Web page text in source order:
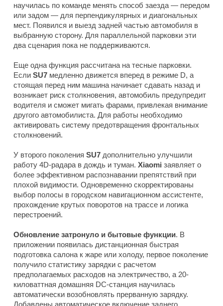
научилась по команде менять способ заезда — передом
или задом — для перпендикулярных и диагональных
мест. Появился и выезд задней частью автомобиля в
выбранную сторону. Для параллельной парковки эти
два сценария пока не поддерживаются.
Еще одна функция рассчитана на тесные парковки.
Если SU7 медленно движется вперед в режиме D, а
стоящая перед ним машина начинает сдавать назад и
возникает риск столкновения, автомобиль предупредит
водителя и сможет мигать фарами, привлекая внимание
другого автомобилиста. Для работы необходимо
активировать систему предотвращения фронтальных
столкновений.
У второго поколения SU7 дополнительно улучшили
работу 4D-радара в дождь и туман. Xiaomi заявляет о
более эффективном распознавании препятствий при
плохой видимости. Одновременно скорректированы
выбор полосы в городском навигационном ассистенте,
прохождение крутых поворотов на трассе и логика
перестроений.
Обновление затронуло и бытовые функции. В
приложении появилась дистанционная быстрая
подготовка салона к жаре или холоду, первое поколение
получило статистику зарядки с расчетом
предполагаемых расходов на электричество, а 20-
киловаттная домашняя DC-станция научилась
автоматически возобновлять прерванную зарядку.
Добавлены автоматическое включение заднего